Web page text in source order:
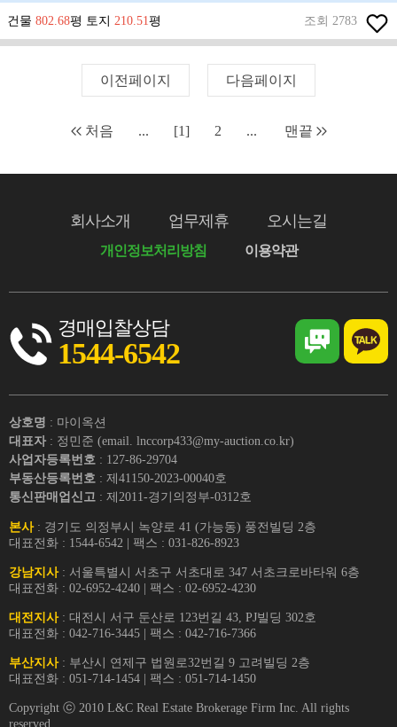
건물 802.68평 토지 210.51평 조회 2783
이전페이지 다음페이지
처음 ... [1] 2 ... 맨끝
회사소개 업무제휴 오시는길
개인정보처리방침 이용약관
경매입찰상담
1544-6542
상호명 : 마이옥션
대표자 : 정민준 (email. lnccorp433@my-auction.co.kr)
사업자등록번호 : 127-86-29704
부동산등록번호 : 제41150-2023-00040호
통신판매업신고 : 제2011-경기의정부-0312호
본사: 경기도 의정부시 녹양로 41 (가능동) 풍전빌딩 2층
대표전화 : 1544-6542 | 팩스 : 031-826-8923
강남지사: 서울특별시 서초구 서초대로 347 서초크로바타워 6층
대표전화 : 02-6952-4240 | 팩스 : 02-6952-4230
대전지사: 대전시 서구 둔산로 123번길 43, PJ빌딩 302호
대표전화 : 042-716-3445 | 팩스 : 042-716-7366
부산지사: 부산시 연제구 법원로32번길 9 고려빌딩 2층
대표전화 : 051-714-1454 | 팩스 : 051-714-1450
Copyright ⓒ 2010 L&C Real Estate Brokerage Firm Inc. All rights
reserved.